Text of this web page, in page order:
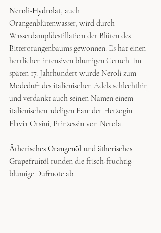
Neroli-Hydrolat, auch
Orangenblütenwasser, wird durch
Wasserdampfdestillation der Blüten des
Bitterorangenbaums gewonnen. Es hat einen
herrlichen intensiven blumigen Geruch. Im
späten 17. Jahrhundert wurde Neroli zum
Modeduft des italienischen Adels schlechthin
und verdankt auch seinen Namen einem
italienischen adeligen Fan: der Herzogin
Flavia Orsini, Prinzessin von Nerola.
Ätherisches Orangenöl und ätherisches
Grapefruitöl runden die frisch-fruchtig-
blumige Duftnote ab.